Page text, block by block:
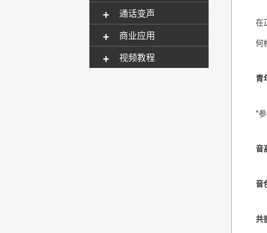
通话变声
+
商业应用
+
视频教程
+
在
何
青
*
音
音
共